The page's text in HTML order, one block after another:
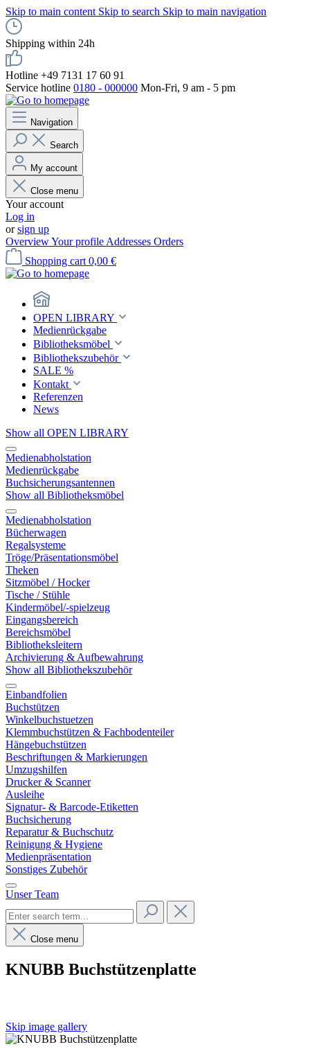
Skip to main content Skip to search Skip to main navigation
Shipping within 24h
Hotline +49 7131 17 60 91
Service hotline 0180 - 000000 Mon-Fri, 9 am - 5 pm
Navigation
Search
My account
Close menu
Your account
Log in
orsign up
OverviewYour profile Addresses Orders
Shopping cart 0,00 €
OPEN LIBRARY
Medienrückgabe
Bibliotheksmöbel
Bibliothekszubehör
SALE %
Kontakt
Referenzen
News
Show all OPEN LIBRARY
Medienabholstation
Medienrückgabe
Buchsicherungsantennen
Show all Bibliotheksmöbel
Medienabholstation
Bücherwagen
Regalsysteme
Tröge/Präsentationsmöbel
Theken
Sitzmöbel / Hocker
Tische / Stühle
Kindermöbel/-spielzeug
Eingangsbereich
Bereichsmöbel
Bibliotheksleitern
Archivierung & Aufbewahrung
Show all Bibliothekszubehör
Einbandfolien
Buchstützen
Winkelbuchstuetzen
Klemmbuchstützen & Fachbodenteiler
Hängebuchstützen
Beschriftungen & Markierungen
Umzugshilfen
Drucker & Scanner
Ausleihe
Signatur- & Barcode-Etiketten
Buchsicherung
Reparatur & Buchschutz
Reinigung & Hygiene
Medienpräsentation
Sonstiges Zubehör
Unser Team
Close menu
KNUBB Buchstützenplatte
Skip image gallery